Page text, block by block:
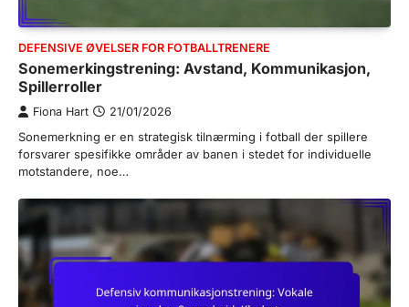
DEFENSIVE ØVELSER FOR FOTBALLTRENERE
Sonemerkingstrening: Avstand, Kommunikasjon,
Spillerroller
Fiona Hart 21/01/2026
Sonemerkning er en strategisk tilnærming i fotball der spillere
forsvarer spesifikke områder av banen i stedet for individuelle
motstandere, noe…